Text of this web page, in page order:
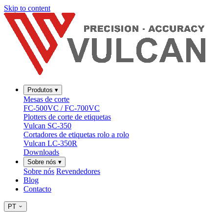
Skip to content
Produtos ▾
Mesas de corte
FC-500VC / FC-700VC
Plotters de corte de etiquetas
Vulcan SC-350
Cortadores de etiquetas rolo a rolo
Vulcan LC-350R
Downloads
Sobre nós ▾
Sobre nós Revendedores
Blog
Contacto
PT